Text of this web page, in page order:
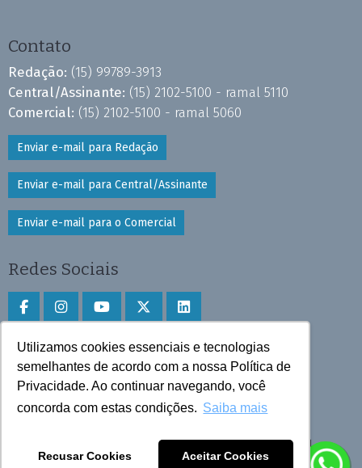
Utilizamos cookies essenciais e tecnologias
semelhantes de acordo com a nossa Política de
Privacidade. Ao continuar navegando, você
concorda com estas condições. Saiba mais
Recusar Cookies Aceitar Cookies
Contato
Redação: (15) 99789-3913
Central/Assinante: (15) 2102-5100 - ramal 5110
Comercial: (15) 2102-5100 - ramal 5060
Enviar e-mail para Redação
Enviar e-mail para Central/Assinante
Enviar e-mail para o Comercial
Redes Sociais
Faça download do aplicativo
Play Store e App Store
Todos os direitos reservados © 2025 Cruzeiro do Sul